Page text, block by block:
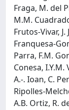
Fraga, M. del
M.M.
Frutos-Vivar,
Franquesa-
Parra, F.M.
Conesa, I.Y.M.
A.-. Ioan, C.
Ripolles-
A.B. Ortiz, R.